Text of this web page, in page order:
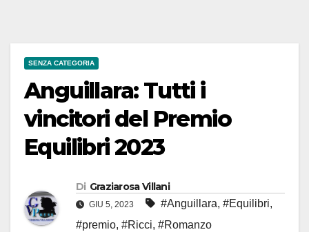
SENZA CATEGORIA
Anguillara: Tutti i
vincitori del Premio
Equilibri 2023
Di Graziarosa Villani
GIU 5, 2023 #Anguillara, #Equilibri,
#premio, #Ricci, #Romanzo